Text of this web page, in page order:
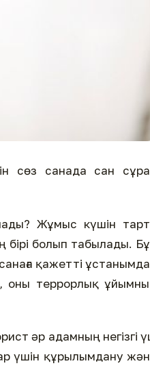
сөз санада сан
Жұмыс күшін
бірі болып табылады.
қажетті
оны террорлық
әр адамның негізгі
үшін құрылымдану